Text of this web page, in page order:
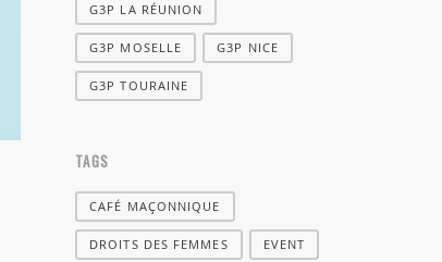
G3P LA RÉUNION
G3P MOSELLE G3P NICE
G3P TOURAINE
TAGS
CAFÉ MAÇONNIQUE
DROITS DES FEMMES EVENT